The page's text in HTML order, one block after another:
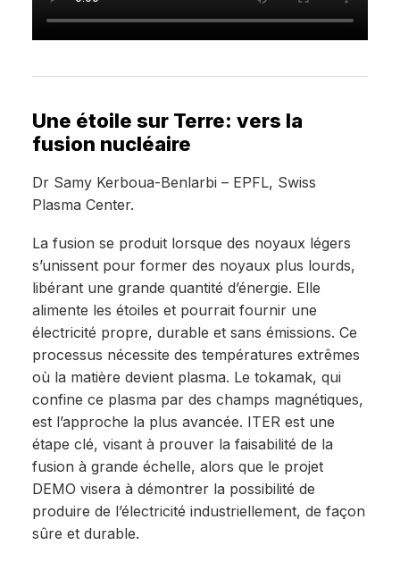
Une étoile sur Terre: vers la
fusion nucléaire
Dr Samy Kerboua-Benlarbi – EPFL, Swiss
Plasma Center.
La fusion se produit lorsque des noyaux légers
s’unissent pour former des noyaux plus lourds,
libérant une grande quantité d’énergie. Elle
alimente les étoiles et pourrait fournir une
électricité propre, durable et sans émissions. Ce
processus nécessite des températures extrêmes
où la matière devient plasma. Le tokamak, qui
confine ce plasma par des champs magnétiques,
est l’approche la plus avancée. ITER est une
étape clé, visant à prouver la faisabilité de la
fusion à grande échelle, alors que le projet
DEMO visera à démontrer la possibilité de
produire de l’électricité industriellement, de façon
sûre et durable.